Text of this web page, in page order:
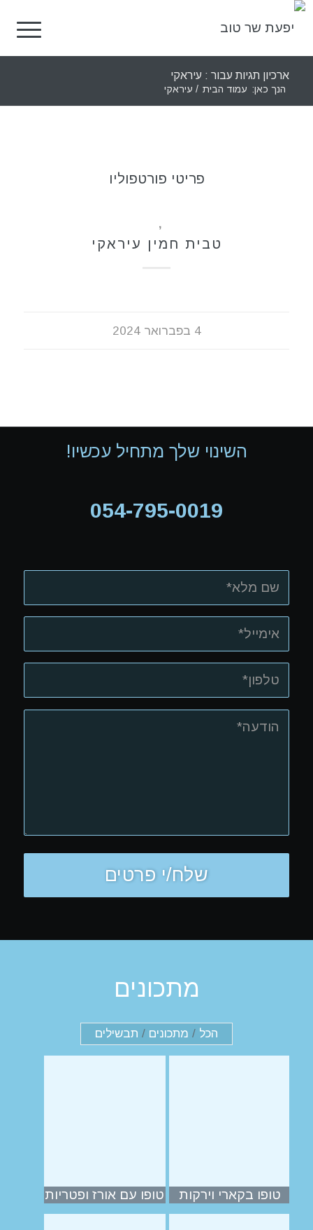
ארכיון תגיות עבור : עיראקי
הנך כאן: עמוד הבית / עיראקי
פריטי פורטפוליו
,
טבית חמין עיראקי
4 בפברואר 2024
השינוי שלך מתחיל עכשיו!
054-795-0019
מתכונים
הכל / מתכונים / תבשילים
טופו בקארי וירקות טופו עם אורז ופטריות